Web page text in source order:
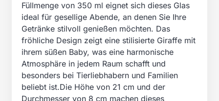
Füllmenge von 350 ml eignet sich dieses Glas
ideal für gesellige Abende, an denen Sie Ihre
Getränke stilvoll genießen möchten. Das
fröhliche Design zeigt eine stilisierte Giraffe mit
ihrem süßen Baby, was eine harmonische
Atmosphäre in jedem Raum schafft und
besonders bei Tierliebhabern und Familien
beliebt ist.Die Höhe von 21 cm und der
Durchmesser von 8 cm machen dieses